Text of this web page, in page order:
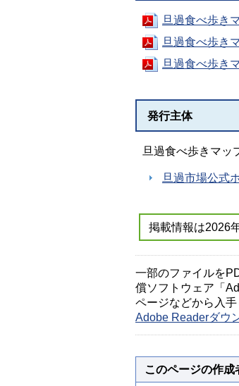
旦過食べ歩き
旦過食べ歩き
旦過食べ歩き
発行主体
旦過食べ歩きマッ
旦過市場公式
掲載情報は2026
一部のファイルを
償ソフトウェア「
ページなどから入手
Adobe Readerダウ
このページの作成